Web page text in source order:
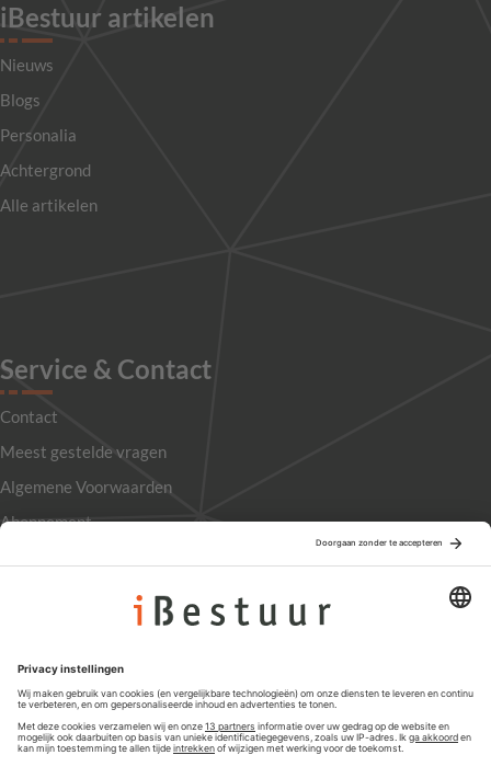
iBestuur artikelen
Nieuws
Blogs
Personalia
Achtergrond
Alle artikelen
Service & Contact
Contact
Meest gestelde vragen
Algemene Voorwaarden
Abonnement
Privacyinstellingen